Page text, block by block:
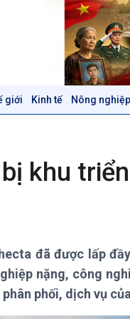
giới Kinh tế Nông
sự 12h
sự 18h
học & Công nghệ
khu
đã được lấp
nặng, công
phối, dịch vụ